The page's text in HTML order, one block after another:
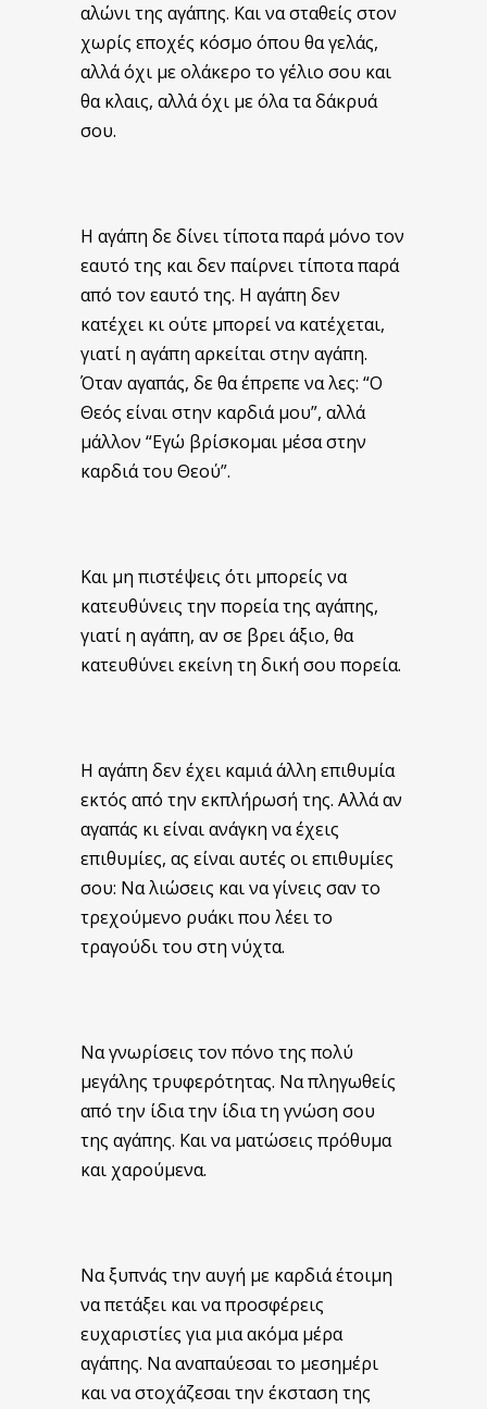
αλώνι της αγάπης. Και να σταθείς στον
χωρίς εποχές κόσμο όπου θα γελάς,
αλλά όχι με ολάκερο το γέλιο σου και
θα κλαις, αλλά όχι με όλα τα δάκρυά
σου.
Η αγάπη δε δίνει τίποτα παρά μόνο τον
εαυτό της και δεν παίρνει τίποτα παρά
από τον εαυτό της. Η αγάπη δεν
κατέχει κι ούτε μπορεί να κατέχεται,
γιατί η αγάπη αρκείται στην αγάπη.
Όταν αγαπάς, δε θα έπρεπε να λες: “Ο
Θεός είναι στην καρδιά μου”, αλλά
μάλλον “Εγώ βρίσκομαι μέσα στην
καρδιά του Θεού”.
Και μη πιστέψεις ότι μπορείς να
κατευθύνεις την πορεία της αγάπης,
γιατί η αγάπη, αν σε βρει άξιο, θα
κατευθύνει εκείνη τη δική σου πορεία.
Η αγάπη δεν έχει καμιά άλλη επιθυμία
εκτός από την εκπλήρωσή της. Αλλά αν
αγαπάς κι είναι ανάγκη να έχεις
επιθυμίες, ας είναι αυτές οι επιθυμίες
σου: Να λιώσεις και να γίνεις σαν το
τρεχούμενο ρυάκι που λέει το
τραγούδι του στη νύχτα.
Να γνωρίσεις τον πόνο της πολύ
μεγάλης τρυφερότητας. Να πληγωθείς
από την ίδια την ίδια τη γνώση σου
της αγάπης. Και να ματώσεις πρόθυμα
και χαρούμενα.
Να ξυπνάς την αυγή με καρδιά έτοιμη
να πετάξει και να προσφέρεις
ευχαριστίες για μια ακόμα μέρα
αγάπης. Να αναπαύεσαι το μεσημέρι
και να στοχάζεσαι την έκσταση της